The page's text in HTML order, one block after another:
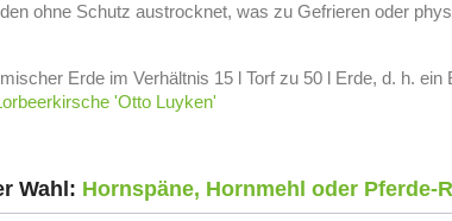
ohne Schutz austrocknet, was zu Gefrieren oder
Erde im Verhältnis 15 l Torf zu 50 l Erde, d. h.
'Otto Luyken'
Wahl: Hornspäne, Hornmehl oder Pferde-